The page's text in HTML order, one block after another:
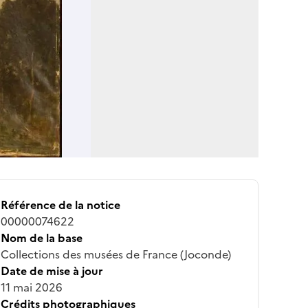
Référence de la notice
00000074622
Nom de la base
Collections des musées de France (Joconde)
Date de mise à jour
11 mai 2026
Crédits photographiques